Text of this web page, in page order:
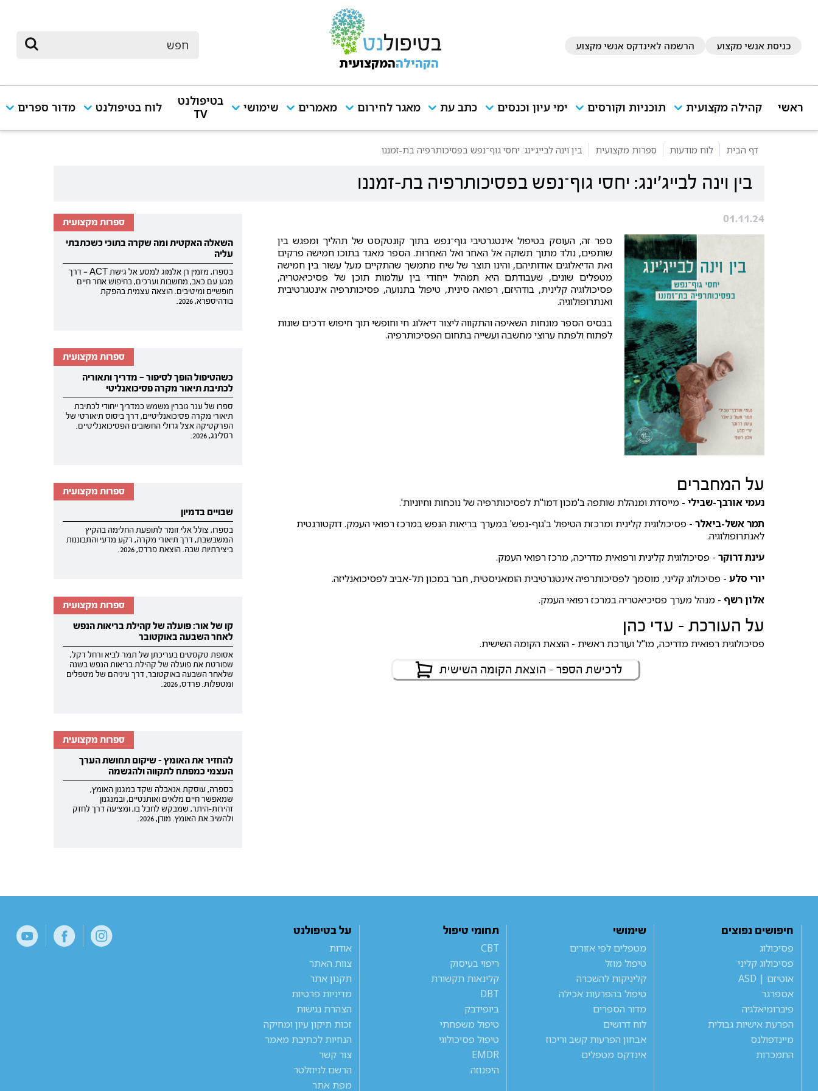
כניסת אנשי מקצוע הרשמה לאינדקס אנשי מקצוע
הקהילההמקצועית
ראשי קהילה מקצועית תוכניות וקורסים ימי עיון וכנסים כתב עת מאגר לחירום מאמרים שימושי
בטיפולנט
TV
לוח בטיפולנט מדור ספרים
דף הבית לוח מודעות ספרות מקצועית בין וינה לבייג׳ינג: יחסי גוף־נפש בפסיכותרפיה בת-זמננו
בין וינה לבייג׳ינג: יחסי גוף־נפש בפסיכותרפיה בת-זמננו
01.11.24
ספר זה, העוסק בטיפול אינטגרטיבי גוף־נפש בתוך קונטקסט של תהליך ומפגש בין
שותפים, נולד מתוך תשוקה אל האחר ואל האחרוּת. הספר מאגד בתוכו חמישה פרקים
ואת הדיאלוגים אודותיהם, והינו תוצר של שיח מתמשך שהתקיים מעל עשור בין חמישה
מטפלים שונים, שעבודתם היא תמהיל ייחודי בין עולמות תוכן של פסיכיאטריה,
פסיכולוגיה קלינית, בודהיזם, רפואה סינית, טיפול בתנועה, פסיכותרפיה אינטגרטיבית
ואנתרופולוגיה.
בבסיס הספר מונחות השאיפה והתקווה ליצור דיאלוג חי וחופשי תוך חיפוש דרכים שונות
לפתוח ולפתח ערוצי מחשבה ועשייה בתחום הפסיכותרפיה.
על המחברים
נעמי אורבך-שבילי - מייסדת ומנהלת שותפה ב'מכון דמו"ת לפסיכותרפיה של נוכחות וחיוניות'.
תמר אשל-ביאלר - פסיכולוגית קלינית ומרכזת הטיפול ב'גוף-נפש' במערך בריאות הנפש במרכז רפואי העמק. דוקטורנטית
לאנתרופולוגיה.
עינת דרוקר - פסיכולוגית קלינית ורפואית מדריכה, מרכז רפואי העמק.
יורי סלע - פסיכולוג קליני, מוסמך לפסיכותרפיה אינטגרטיבית הומאניסטית, חבר במכון תל-אביב לפסיכואנליזה.
אלון רשף - מנהל מערך פסיכיאטריה במרכז רפואי העמק.
על העורכת - עדי כהן
פסיכולוגית רפואית מדריכה, מו"ל ועורכת ראשית - הוצאת הקומה השישית.
לרכישת הספר - הוצאת הקומה השישית
ספרות מקצועית
השאלה האקטית ומה שקרה בתוכי כשכתבתי
עליה
בספרו, מזמין רן אלמוג למסע אל גישת ACT — דרך
מגע עם כאב, מחשבות וערכים, בחיפוש אחר חיים
חופשיים ומיטיבים. הוצאה עצמית בהפקת
בודהיספרא, 2026.
ספרות מקצועית
כשהטיפול הופך לסיפור — מדריך ותאוריה
לכתיבת תיאור מקרה פסיכואנליטי
ספרו של ענר גוברין משמש כמדריך ייחודי לכתיבת
תיאורי מקרה פסיכואנליטיים, דרך ביסוס תיאורטי של
הפרקטיקה אצל גדולי החשובים הפסיכואנליטיים.
רסלינג, 2026.
ספרות מקצועית
שבויים בדמיון
בספרו, צולל אלי זומר לתופעת החלימה בהקיץ
המשבשבת, דרך תיאורי מקרה, רקע מדעי והתבוננות
ביצירתיות שבה. הוצאת פרדס, 2026.
ספרות מקצועית
קו של אור: פועלה של קהילת בריאות הנפש
לאחר השבעה באוקטובר
אסופת טקסטים בעריכתן של תמר לביא ורחל דקל,
שפורטת את פועלה של קהילת בריאות הנפש בשנה
שלאחר השבעה באוקטובר, דרך עיניהם של מטפלים
ומטפלות. פרדס, 2026.
ספרות מקצועית
להחזיר את האומץ - שיקום תחושת הערך
העצמי כמפתח לתקווה ולהגשמה
בספרה, עוסקת אנאבלה שקד במגנון האומץ,
שמאפשר חיים מלאים ואותנטיים, ובמנגנון
זהירות-היתר, שמבקש לחבל בו, ומציעה דרך לחזק
ולהשיב את האומץ. מודן, 2026.
חיפושים נפוצים
פסיכולוג
פסיכולוג קליני
אוטיזם | ASD
אספרגר
פיברומיאלגיה
הפרעת אישיות גבולית
מיינדפולנס
התמכרות
שימושי
מטפלים לפי אזורים
טיפול מוזל
קליניקות להשכרה
טיפול בהפרעות אכילה
מדור הספרים
לוח דרושים
אבחון הפרעות קשב וריכוז
אינדקס מטפלים
תחומי טיפול
CBT
ריפוי בעיסוק
קלינאות תקשורת
DBT
ביופידבק
טיפול משפחתי
טיפול פסיכולוגי
EMDR
היפנוזה
על בטיפולנט
אודות
צוות האתר
תקנון אתר
מדיניות פרטיות
הצהרת נגישות
זכות תיקון עיון ומחיקה
הנחיות לכתיבת מאמר
צור קשר
הרשם לניוזלטר
מפת אתר